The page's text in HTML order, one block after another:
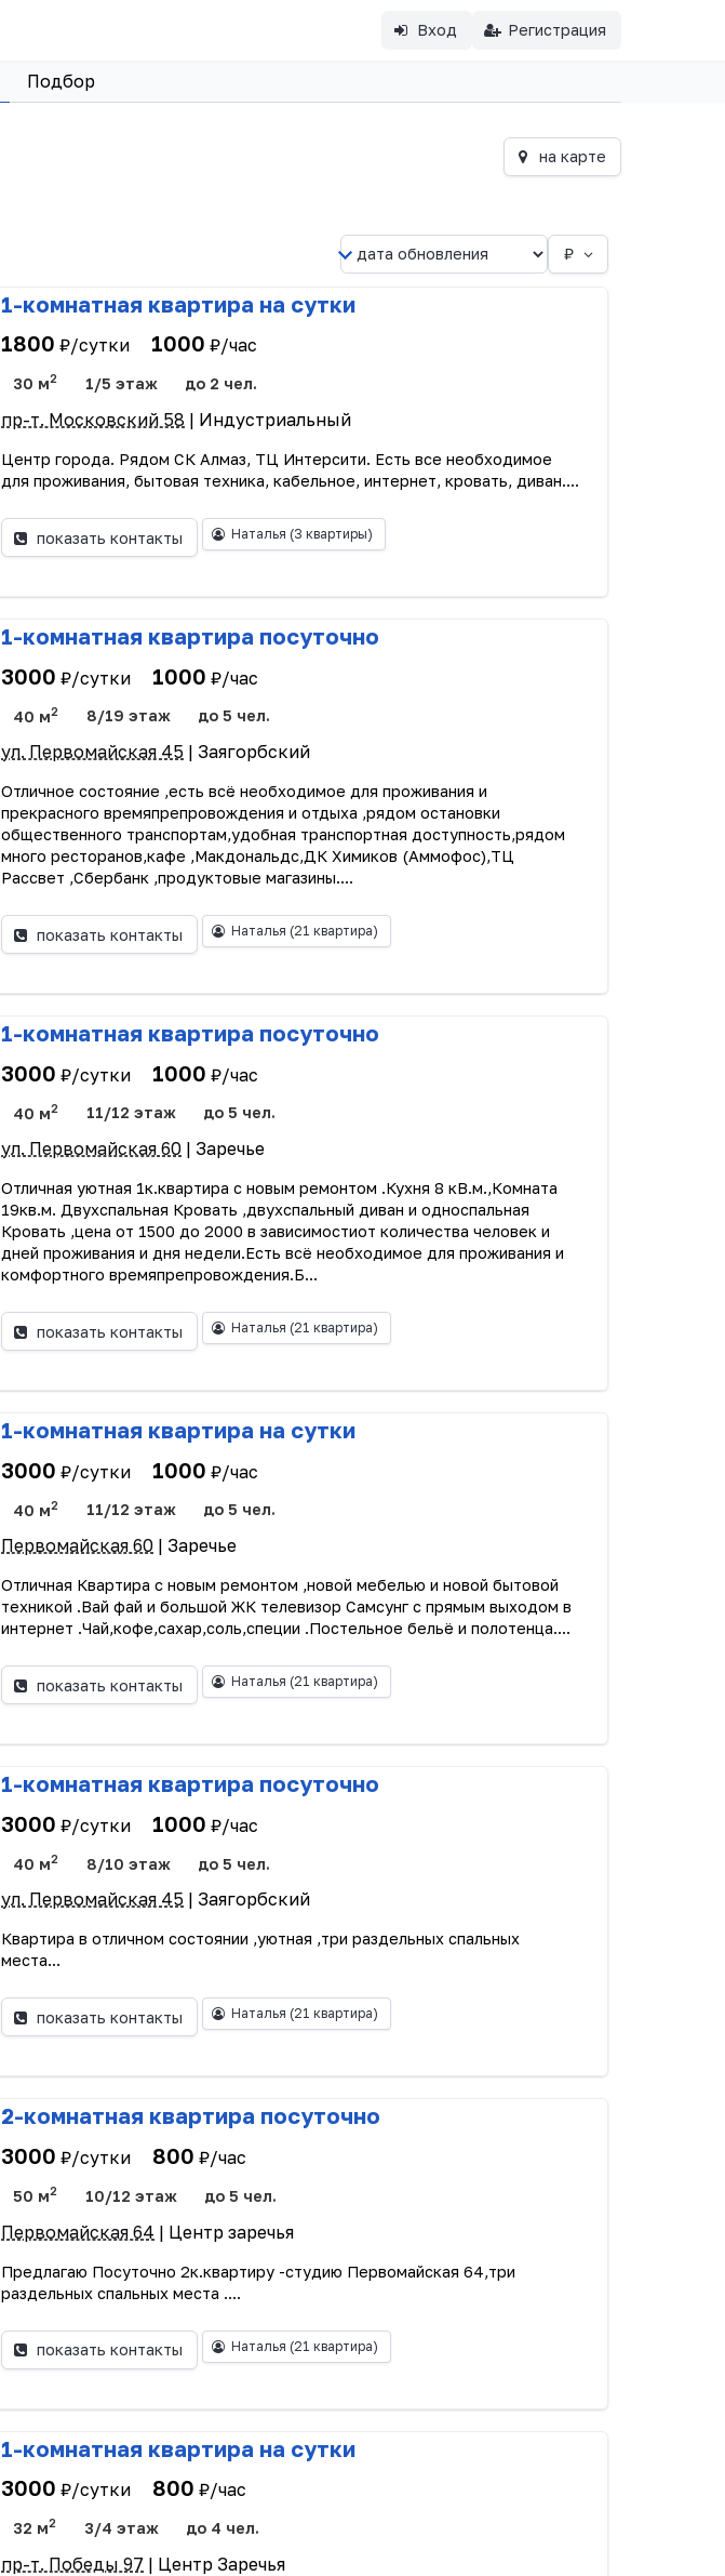
Вход Регистрация
Подбор
на карте
₽
1-комнатная квартира на сутки
1800 ₽/сутки 1000 ₽/час
30 м2 1/5 этаж до 2 чел.
пр-т. Московский 58 | Индустриальный
Центр города. Рядом СК Алмаз, ТЦ Интерсити. Есть все необходимое
для проживания, бытовая техника, кабельное, интернет, кровать, диван....
показать контакты Наталья (3 квартиры)
1-комнатная квартира посуточно
3000 ₽/сутки 1000 ₽/час
40 м2 8/19 этаж до 5 чел.
ул. Первомайская 45 | Заягорбский
Отличное состояние ,есть всё необходимое для проживания и
прекрасного времяпрепровождения и отдыха ,рядом остановки
общественного транспортам,удобная транспортная доступность,рядом
много ресторанов,кафе ,Макдональдс,ДК Химиков (Аммофос),ТЦ
Рассвет ,Сбербанк ,продуктовые магазины....
показать контакты Наталья (21 квартира)
1-комнатная квартира посуточно
3000 ₽/сутки 1000 ₽/час
40 м2 11/12 этаж до 5 чел.
ул. Первомайская 60 | Заречье
Отличная уютная 1к.квартира с новым ремонтом .Кухня 8 кВ.м.,Комната
19кв.м. Двухспальная Кровать ,двухспальный диван и односпальная
Кровать ,цена от 1500 до 2000 в зависимостиот количества человек и
дней проживания и дня недели.Есть всё необходимое для проживания и
комфортного времяпрепровождения.Б...
показать контакты Наталья (21 квартира)
1-комнатная квартира на сутки
3000 ₽/сутки 1000 ₽/час
40 м2 11/12 этаж до 5 чел.
Первомайская 60 | Заречье
Отличная Квартира с новым ремонтом ,новой мебелью и новой бытовой
техникой .Вай фай и большой ЖК телевизор Самсунг с прямым выходом в
интернет .Чай,кофе,сахар,соль,специи .Постельное бельё и полотенца....
показать контакты Наталья (21 квартира)
1-комнатная квартира посуточно
3000 ₽/сутки 1000 ₽/час
40 м2 8/10 этаж до 5 чел.
ул. Первомайская 45 | Заягорбский
Квартира в отличном состоянии ,уютная ,три раздельных спальных
места...
показать контакты Наталья (21 квартира)
2-комнатная квартира посуточно
3000 ₽/сутки 800 ₽/час
50 м2 10/12 этаж до 5 чел.
Первомайская 64 | Центр заречья
Предлагаю Посуточно 2к.квартиру -студию Первомайская 64,три
раздельных спальных места ....
показать контакты Наталья (21 квартира)
1-комнатная квартира на сутки
3000 ₽/сутки 800 ₽/час
32 м2 3/4 этаж до 4 чел.
пр-т. Победы 97 | Центр Заречья